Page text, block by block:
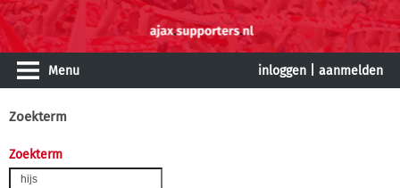
Menu inloggen aanmelden
Zoekterm
Zoekterm